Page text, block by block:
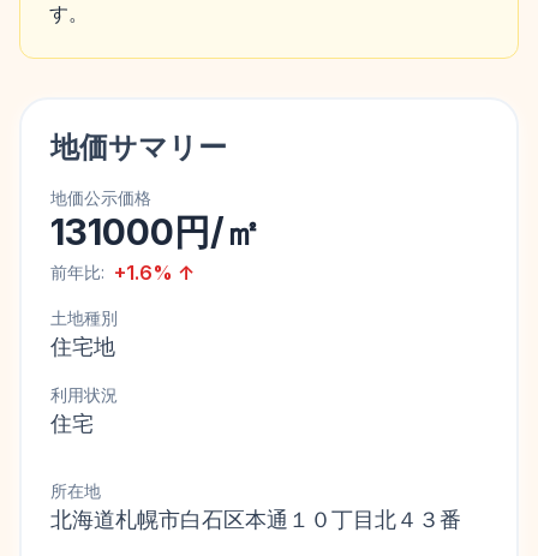
す。
地価サマリー
地価公示価格
131000円/㎡
前年比: +1.6% ↑
土地種別
住宅地
利用状況
住宅
所在地
北海道札幌市白石区本通１０丁目北４３番